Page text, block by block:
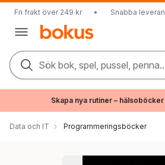
Fri frakt över 249 kr • Snabba
Sök bok, spel, pussel,
Skapa nya rutiner –
Data och IT Programmeringsböcker